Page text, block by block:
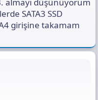
SATA3 SSD
girişine takamam